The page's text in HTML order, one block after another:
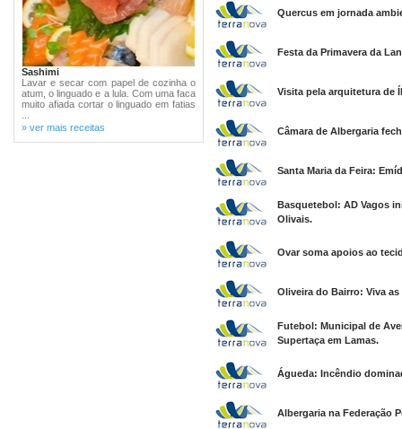
Sashimi
Lavar e secar com papel de cozinha o
atum, o linguado e a lula. Com uma faca
muito afiada cortar o linguado em fatias
» ver mais receitas
Quercus em jornada
Festa da Primavera da
Visita pela arquitetura de
Câmara de Albergaria
Santa Maria da Feira:
Basquetebol: AD Vagos
Olivais.
Ovar soma apoios ao
Oliveira do Bairro: Viva
Futebol: Municipal de
Supertaça em Lamas.
Águeda: Incêndio
Albergaria na Federação